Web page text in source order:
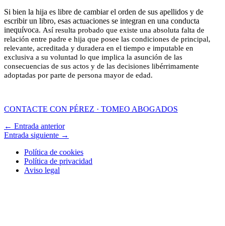
Si bien la hija es libre de cambiar el orden de sus apellidos y de
escribir un libro, esas actuaciones se integran en una conducta
inequívoca. Así resulta probado que existe una absoluta falta de
relación entre padre e hija que posee las condiciones de principal,
relevante, acreditada y duradera en el tiempo e imputable en
exclusiva a su voluntad lo que implica la asunción de las
consecuencias de sus actos y de las decisiones libérrimamente
adoptadas por parte de persona mayor de edad.
CONTACTE CON PÉREZ · TOMEO ABOGADOS
← Entrada anterior
Entrada siguiente →
Política de cookies
Política de privacidad
Aviso legal